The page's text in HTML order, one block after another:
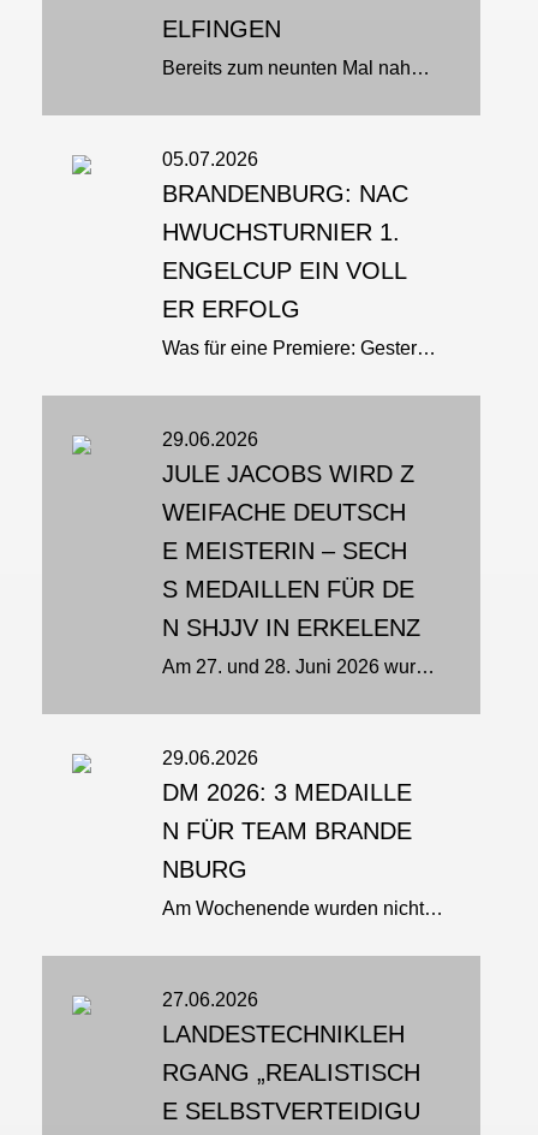
ELFINGEN
Bereits zum neunten Mal nahm Peter Schira aus Köln den langen Weg nach Sindelfingen auf sich, um sein umfangreiches Wissen im Brazilian Jiu-Jitsu an zahlreiche interessierte Teilnehmerinnen und Teilnehmer weiterzugeben. Gemeinsam...
05.07.2026
BRANDENBURG: NAC
HWUCHSTURNIER 1.
ENGELCUP EIN VOLL
ER ERFOLG
Was für eine Premiere: Gestern fand zum ersten Mal ein Nachwuchsturnier in Brandenburg an der Havel statt - und es war ein voller Erfolg. Knapp 80 Ju-Jutsu-Ka aus insgesamt acht Vereinen gingen beim 1. Engelcup auf die Matte -...
29.06.2026
JULE JACOBS WIRD Z
WEIFACHE DEUTSCH
E MEISTERIN – SECH
S MEDAILLEN FÜR DE
N SHJJV IN ERKELENZ
Am 27. und 28. Juni 2026 wurden in der Karl-Fischer-Sporthalle in Erkelenz die Deutschen Meisterschaften der U21 und Erwachsenen ausgetragen. In den Disziplinen Fighting, Duo, Show, Brazilian Jiu-Jitsu (BJJ) und Para Jiu-Jitsu...
29.06.2026
DM 2026: 3 MEDAILLE
N FÜR TEAM BRANDE
NBURG
Am Wochenende wurden nicht nur Hitzerekorde gebrochen: bei den Deutschen Meisterschaften in Erkelenz ging es auch um Titel und Medaillen. Und unser Team Brandenburg brachte gleich drei Titel nach Hause Neuer Deutscher Meister...
27.06.2026
LANDESTECHNIKLEH
RGANG „REALISTISCH
E SELBSTVERTEIDIGU